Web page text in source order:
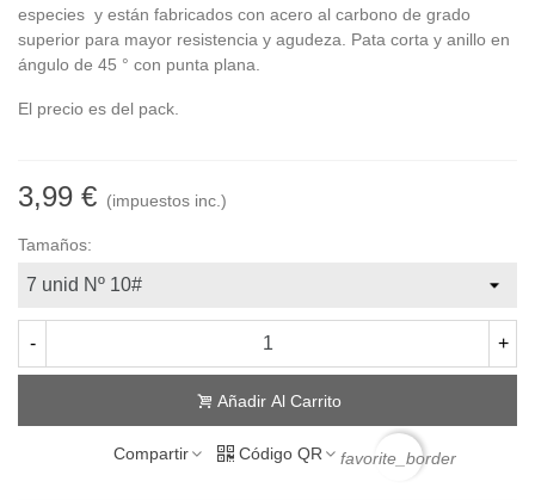
especies y están fabricados con acero al carbono de grado
superior para mayor resistencia y agudeza. Pata corta y anillo en
ángulo de 45 ° con punta plana.
El precio es del pack.
3,99 € (impuestos inc.)
Tamaños:
- +
Añadir Al Carrito
Compartir Código QR favorite_border